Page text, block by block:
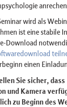
wird als
ist eine stabile
Download
einen
Sie sicher,
und Kamera
zu Beginn des